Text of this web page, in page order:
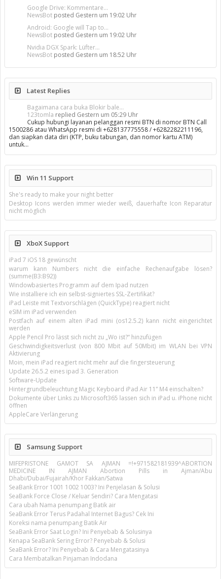
Google Drive: Kommentare...
NewsBot posted Gestern um 19:02 Uhr
Android: Google will Tap to...
NewsBot posted Gestern um 19:02 Uhr
Nvidia DGX Spark: Lüfter...
NewsBot posted Gestern um 18:52 Uhr
Latest Replies
Bagaimana cara buka Blokir bale...
123tomla replied Gestern um 05:29 Uhr
Cukup hubungi layanan pelanggan resmi BTN di nomor BTN Call
1500286 atau WhatsApp resmi di +628137775558 / +6282282211196,
dan siapkan data diri (KTP, buku tabungan, dan nomor kartu ATM)
untuk…
Win 11 Support
She's ready to make your night better
Desktop Icons werden immer wieder weiß, dauerhafte Icon Reparatur
nicht möglich
XboX Support
iPad 7 iOS 18 gewünscht
warum kann Numbers nicht die einfache Rechenaufgabe lösen?
(summe(B3:B92))
Windowbasiertes Programm auf dem Ipad nutzen
Wie installiere ich ein selbst-signiertes SSL-Zertifikat?
iPad Leiste mit Textvorschlägen (QuickType) reagiert nicht
eSIM im iPad verwenden
Postfach auf einem alten iPad mini (os12.5.2) kann nicht eingerichtet
werden
Apple Pencil Pro lässt sich nicht zu „Wo ist?“ hinzufügen
Geschwindigkeitsverlust (von 800 Mbit auf 50Mbit) im WLAN bei VPN
Aktivierung
Moin, mein iPad reagiert nicht mehr auf die fingersteuerung
Update 26.5.2 eines ipad 3. Generation
Software-Update
Hintergrundbeleuchtung Magic Keyboard iPad Air 11’’ M4 einschalten?
Dokumente über Links zu Microsoft365 lassen sich in iPad u. iPhone nicht
öffnen
AppleCare Verlängerung
Samsung Support
MIFEPRISTONE GAMOT SA AJMAN =!+971582181939^ABORTION
MEDICINE IN AJMAN Abortion Pills in Ajman/Abu
Dhabi/Dubai/Fujairah/Khor Fakkan/Satwa
SeaBank Error 1001 1002 1003? Ini Penjelasan & Solusi
SeaBank Force Close / Keluar Sendiri? Cara Mengatasi
Cara ubah Nama penumpang Batik air
SeaBank Error Terus Padahal Internet Bagus? Cek Ini
Koreksi nama penumpang Batik Air
SeaBank Error Saat Login? Ini Penyebab & Solusinya
Kenapa SeaBank Sering Error? Penyebab & Solusi
SeaBank Error? Ini Penyebab & Cara Mengatasinya
Cara Membatalkan Pinjaman Indodana